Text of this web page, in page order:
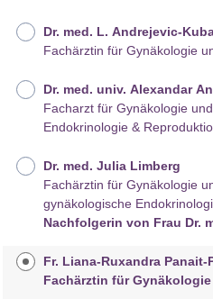
Dr. med. L. Andrejevic-
Fachärztin für Gynäkologie
Dr. med. univ. Alexandar
Facharzt für Gynäkologie
Endokrinologie &
Dr. med. Julia Limberg
Fachärztin für Gynäkologie
gynäkologische
Nachfolgerin von Frau Dr.
Fr. Liana-Ruxandra Panait-
Fachärztin für